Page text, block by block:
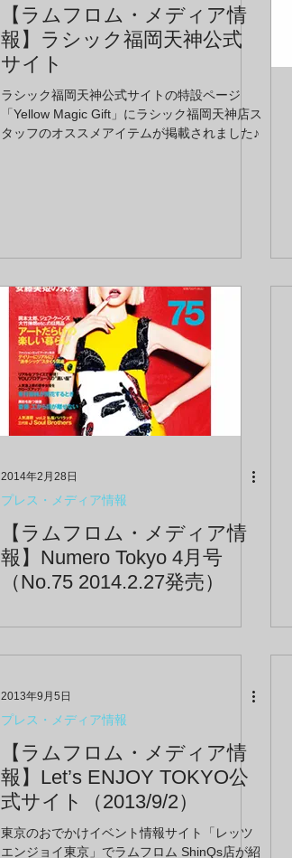
【ラムフロム・メディア情
報】ラシック福岡天神公式
サイト
ラシック福岡天神公式サイトの特設ページ
「Yellow Magic Gift」にラシック福岡天神店ス
タッフのオススメアイテムが掲載されました♪
2014年2月28日
プレス・メディア情報
【ラムフロム・メディア情
報】Numero Tokyo 4月号
（No.75 2014.2.27発売）
2013年9月5日
プレス・メディア情報
【ラムフロム・メディア情
報】Let’s ENJOY TOKYO公
式サイト（2013/9/2）
東京のおでかけイベント情報サイト「レッツ
エンジョイ東京」でラムフロム ShinQs店が紹